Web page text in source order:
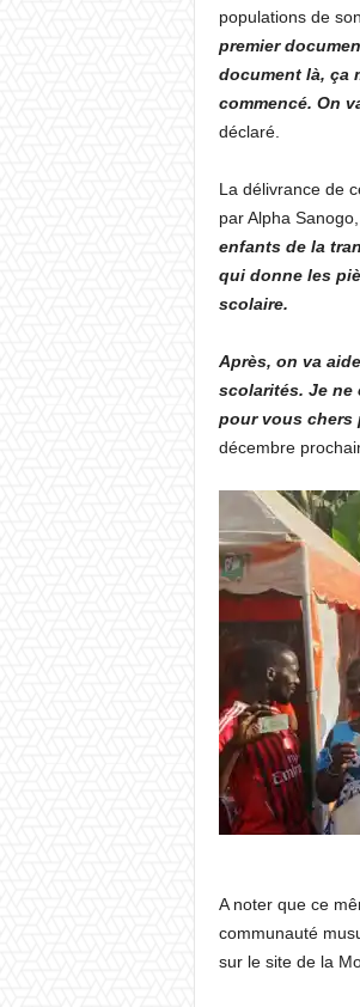
populations de
premier
document là, ça
commencé. On
déclaré.
La délivrance de
par Alpha
enfants de la
qui donne les
scolaire.
Après, on va
scolarités. Je ne
pour vous chers
décembre
A noter que ce
communauté
sur le site de la